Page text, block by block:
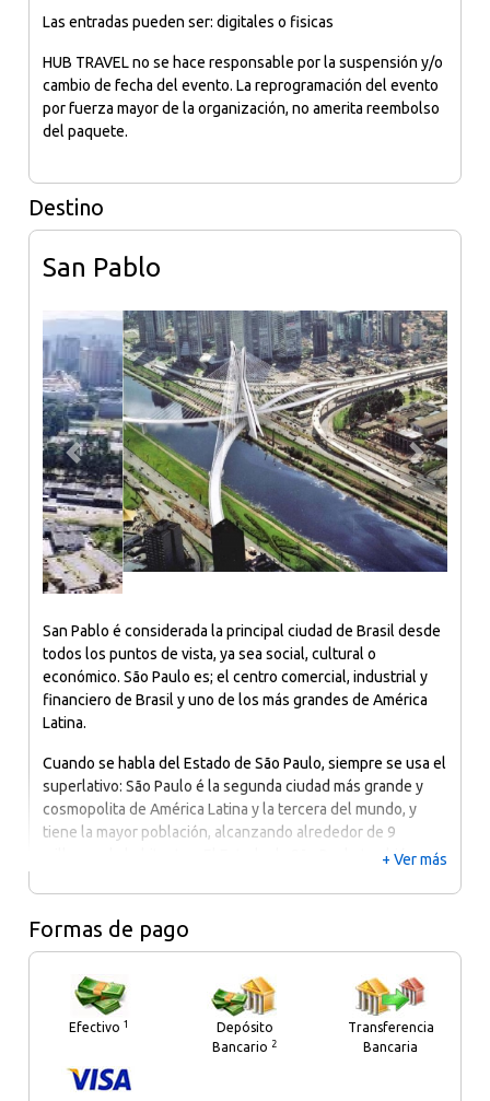
Las entradas pueden ser: digitales o fisicas
HUB TRAVEL no se hace responsable por la suspensión y/o
cambio de fecha del evento. La reprogramación del evento
por fuerza mayor de la organización, no amerita reembolso
del paquete.
Destino
San Pablo
Previous Next
todos los puntos de vista, ya sea social, cultural o
económico. São Paulo es; el centro comercial, industrial y
financiero de Brasil y uno de los más grandes de América
Latina.
superlativo: São Paulo é la segunda ciudad más grande y
cosmopolita de América Latina y la tercera del mundo, y
tiene la mayor población, alcanzando alrededor de 9
millones de habitantes. El Estado de São Paulo también
tiene el parque industrial más grande, la mayor producción
São Paulo, con un desarrollo notablemente industrial y
poseedor de una gran diversidad cultural, se ha convertido
educada de Brasil. São Paulo puede ser una ciudad
intimidante, pero es ideal para quienes prefieren las
grandes ciudades, ya que podrán disfrutar de todas las
actividades y la vida nocturna de uno de los lugares más
dinámicos y divertidos del mundo en sus vacaciones en
+ Ver más
Efectivo1
Depósito
Bancario
Transferencia
Bancaria
Visa